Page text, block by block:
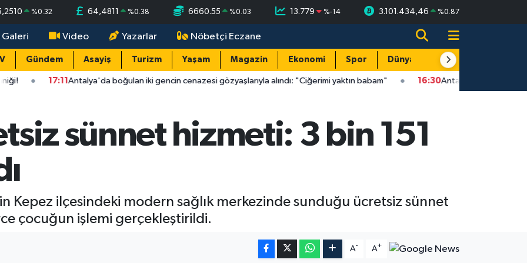
%0.32 64,4811 %0.38 6660.55 %0.03 13.779 %-14 3.101.434,46 %0.87
Galeri Video Yazarlar Nöbetçi Eczane
Gündem Asayiş Turizm Yaşam Magazin Ekonomi Spor Dünya Resmi Reklamlar
Antalya'da boğulan iki gencin cenazesi gözyaşlarıyla alındı: "Ciğerimi yaktın babam" 16:30Antalya sahilinde üzen olay: Caretta
sünnet hizmeti: 3 bin 151
Kepez ilçesindeki modern sağlık merkezinde sunduğu ücretsiz sünnet
çocuğun işlemi gerçekleştirildi.
A- A+